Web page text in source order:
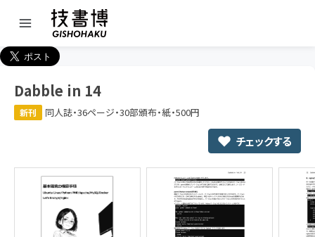
Dabble in 14
新刊 同人誌・36ページ・30部頒布・紙・500円
チェックする